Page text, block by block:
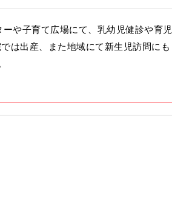
や子育て広場にて、乳幼児健診や育児
は出産、また地域にて新生児訪問にも